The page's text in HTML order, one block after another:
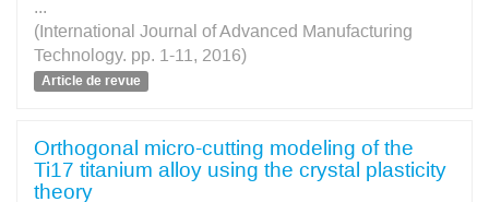
...
(International Journal of Advanced Manufacturing
Technology. pp. 1-11, 2016)
Article de revue
Orthogonal micro-cutting modeling of the
Ti17 titanium alloy using the crystal plasticity
theory